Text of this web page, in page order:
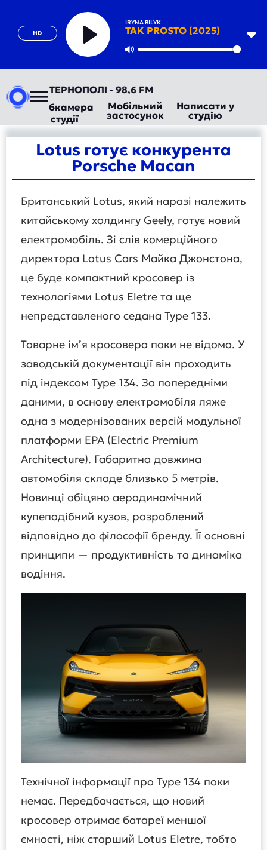
HD
IRYNA BILYK
TAK PROSTO (2025)
Play
У ТЕРНОПОЛІ - 98,6 FM
Вебкамера
студії
Мобільний
застосунок
Написати у
студію
Lotus готує конкурента
Porsche Macan
Британський Lotus, який наразі належить
китайському холдингу Geely, готує новий
електромобіль. Зі слів комерційного
директора Lotus Cars Майка Джонстона,
це буде компактний кросовер із
технологіями Lotus Eletre та ще
непредставленого седана Type 133.
Товарне ім’я кросовера поки не відомо. У
заводській документації він проходить
під індексом Type 134. За попередніми
даними, в основу електромобіля ляже
одна з модернізованих версій модульної
платформи EPA (Electric Premium
Architecture). Габаритна довжина
автомобіля складе близько 5 метрів.
Новинці обіцяно аеродинамічний
купеподібний кузов, розроблений
відповідно до філософії бренду. Її основні
принципи — продуктивність та динаміка
водіння.
Технічної інформації про Type 134 поки
немає. Передбачається, що новий
кросовер отримає батареї меншої
ємності, ніж старший Lotus Eletre, тобто